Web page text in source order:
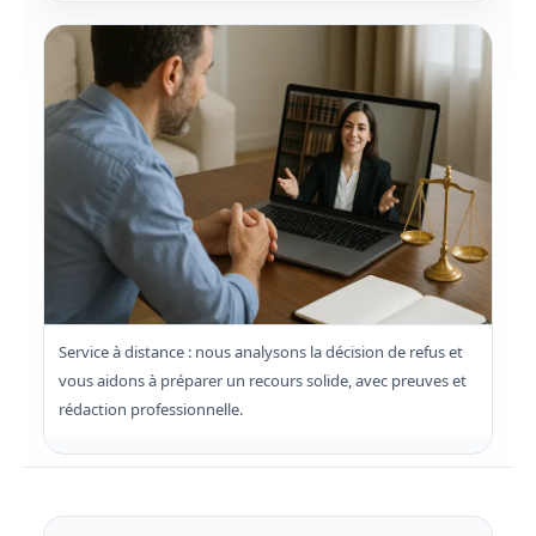
Service à distance : nous analysons la décision de refus et
vous aidons à préparer un recours solide, avec preuves et
rédaction professionnelle.